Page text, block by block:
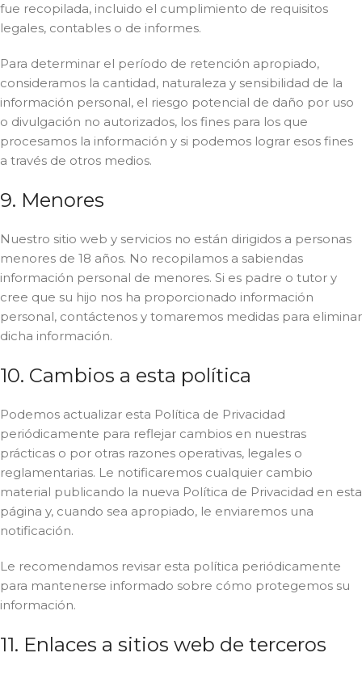
fue recopilada, incluido el cumplimiento de requisitos
legales, contables o de informes.
Para determinar el período de retención apropiado,
consideramos la cantidad, naturaleza y sensibilidad de la
información personal, el riesgo potencial de daño por uso
o divulgación no autorizados, los fines para los que
procesamos la información y si podemos lograr esos fines
a través de otros medios.
9. Menores
Nuestro sitio web y servicios no están dirigidos a personas
menores de 18 años. No recopilamos a sabiendas
información personal de menores. Si es padre o tutor y
cree que su hijo nos ha proporcionado información
personal, contáctenos y tomaremos medidas para eliminar
dicha información.
10. Cambios a esta política
Podemos actualizar esta Política de Privacidad
periódicamente para reflejar cambios en nuestras
prácticas o por otras razones operativas, legales o
reglamentarias. Le notificaremos cualquier cambio
material publicando la nueva Política de Privacidad en esta
página y, cuando sea apropiado, le enviaremos una
notificación.
Le recomendamos revisar esta política periódicamente
para mantenerse informado sobre cómo protegemos su
información.
11. Enlaces a sitios web de terceros